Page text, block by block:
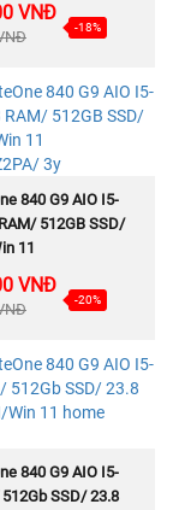
VNĐ
-18%
NGAY
840 G9 AIO I5-
512GB SSD/
11
3y
VNĐ
-20%
NGAY
840 G9 AIO I5-
SSD/ 23.8